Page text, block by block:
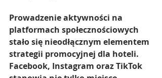
Prowadzenie aktywności na
platformach społecznościowych
stało się nieodłącznym elementem
strategii promocyjnej dla hoteli.
Facebook, Instagram oraz TikTok